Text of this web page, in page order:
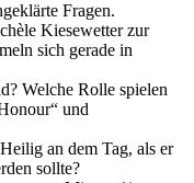
Fragen.
Kiesewetter zur
sich gerade in
Welche Rolle spielen
und
an dem Tag, als er
sollte?